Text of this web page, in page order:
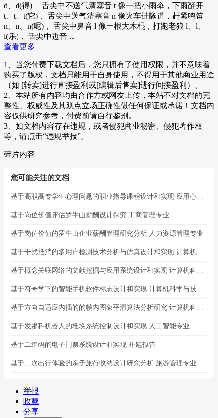
d、d(得)， 舌尖中不送气清塞音 t 像一把小雨伞，下雨翻开
t、t、t(它)， 舌尖中送气清塞音 n 像火车进隧道，赶紧鸣笛
n、n、n(呢)， 舌尖中鼻音 l 像一根大木棍，打跑老狼 l、l、
l(乐)， 舌尖中边音 ...
查看更多
1、当您付费下载文档后，您只拥有了使用权限，并不意味着
购买了版权，文档只能用于自身使用，不得用于其他商业用途
（如 [转卖]进行直接盈利或[编辑后售卖]进行间接盈利）。
2、本站所有内容均由合作方或网友上传，本站不对文档的完
整性、权威性及其观点立场正确性做任何保证或承诺！文档内
容仅供研究参考，付费前请自行鉴别。
3、如文档内容存在违规，或者侵犯商业秘密、侵犯著作权
等，请点击“违规举报”。
碎片内容
您可能关注的文档
基于岗位价值评估罗牛山薪酬设计探究 工商管理专业
基于岗位价值的罗牛山企业薪酬管理研究分析 人力资源管理专业
基于发那科机器人的堆垛系统控制设计和实现 人工智能专业
基于二维码的电子门票系统设计和实现 开题报告
基于二次出行体验的亲子旅行收纳设计研究分析 旅游管理专业
举报
收藏
分享